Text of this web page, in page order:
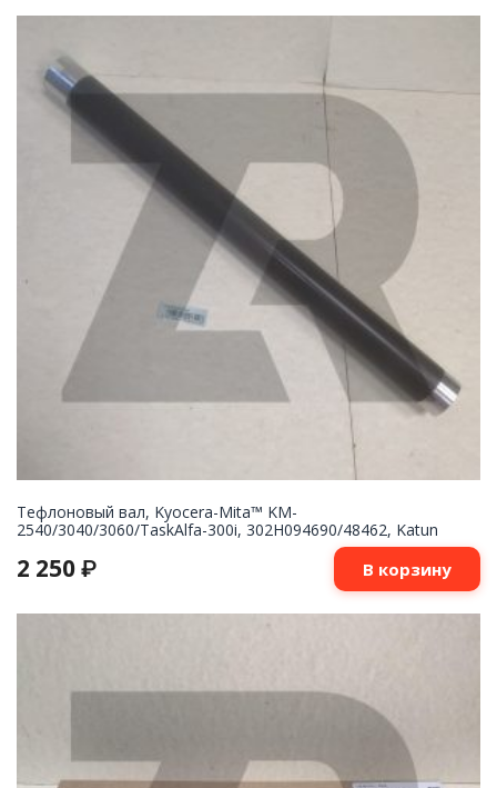
Тефлоновый вал, Kyocera-Mita™ KM-
2540/3040/3060/TaskAlfa-300i, 302H094690/48462, Katun
2 250 ₽ В корзину